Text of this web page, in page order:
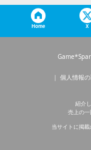
Home X
個人情報
紹介
売上の一
当サイトに掲